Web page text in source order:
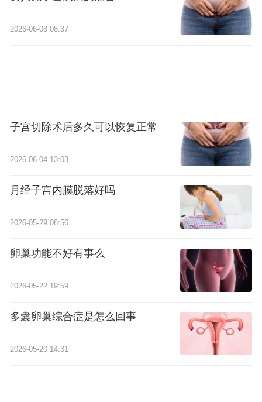
2026-06-08 08:37
子宫切除术后多久可以恢复正常
2026-06-04 13:03
月经子宫内膜脱落好吗
2026-05-29 08:56
卵巢功能不好有事么
2026-05-22 19:59
多囊卵巢综合症是怎么回事
2026-05-20 14:31